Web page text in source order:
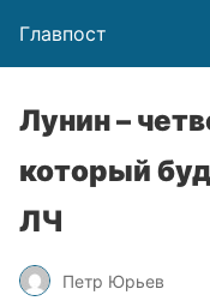
Главпост
Лунин –
который
ЛЧ
Петр Юрьев